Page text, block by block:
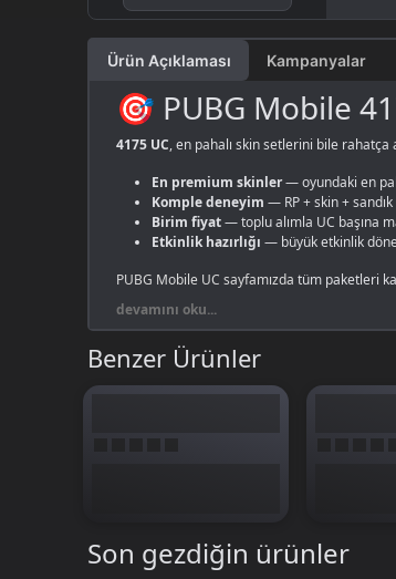
Ürün Açıklaması Kampanyalar
🎯 PUBG Mobile
4175 UC, en pahalı skin setlerini bile
En premium skinler— oyundaki en
Komple deneyim — RP + skin +
Birim fiyat— toplu alımla UC başına
Etkinlik hazırlığı — büyük etkinlik
PUBG Mobile UC sayfamızda tüm paketleri
devamını oku...
Benzer Ürünler
Son gezdiğin ürünler